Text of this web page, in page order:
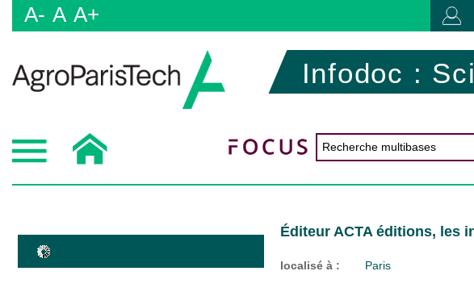
A- A A+
Infodoc :
Éditeur ACTA éditions, les
localisé à : Paris